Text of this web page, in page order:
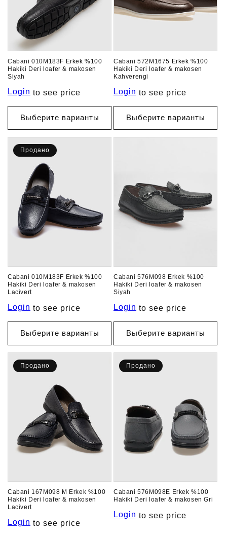
Cabani 010M183F Erkek %100
Hakiki Deri loafer & makosen
Siyah
Login to see price
Выберите варианты
Cabani 572M1675 Erkek %100
Hakiki Deri loafer & makosen
Kahverengi
Login to see price
Выберите варианты
Продано
Cabani 010M183F Erkek %100
Hakiki Deri loafer & makosen
Lacivert
Login to see price
Выберите варианты
Cabani 576M098 Erkek %100
Hakiki Deri loafer & makosen
Siyah
Login to see price
Выберите варианты
Продано
Cabani 167M098 M Erkek %100
Hakiki Deri loafer & makosen
Lacivert
Login to see price
Продано
Cabani 576M098E Erkek %100
Hakiki Deri loafer & makosen Gri
Login to see price